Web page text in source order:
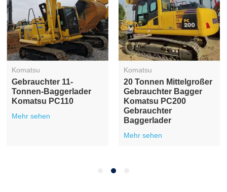
Komatsu
Originaler Gebrauchter
Komatsu PC220 Aus
Japan, Gebrauchter
Raupenbagger
Komatsu
Gebrauchter Großer
Komatsu PC350
Hydraulik-
Raupenbagger Aus
Zweiter Hand
Mehr sehen